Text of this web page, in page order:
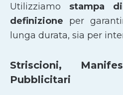
Utilizziamo stampa
definizione per
lunga durata, sia per
Striscioni,
Pubblicitari